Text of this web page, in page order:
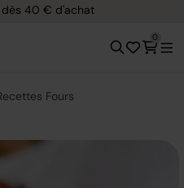
dès 40 € d'achat
0
Fours